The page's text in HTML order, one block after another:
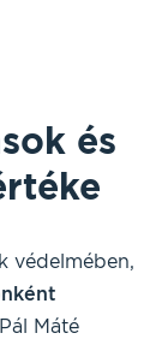
és
védelmében,
Pál Máté